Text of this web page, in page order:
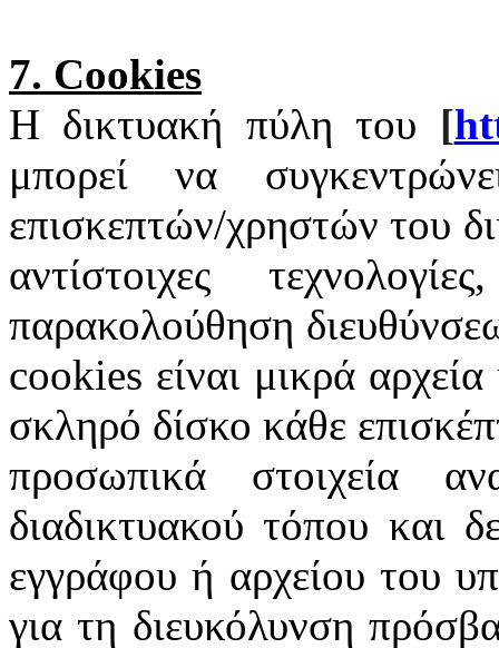
7. Cookies
Η δικτυακή πύλη του [
μπορεί να
επισκεπτών/χρηστών του
αντίστοιχες
παρακολούθηση
cookies είναι μικρά
σκληρό δίσκο κάθε
προσωπικά στοιχεία
διαδικτυακού τόπου και
εγγράφου ή αρχείου του
για τη διευκόλυνση